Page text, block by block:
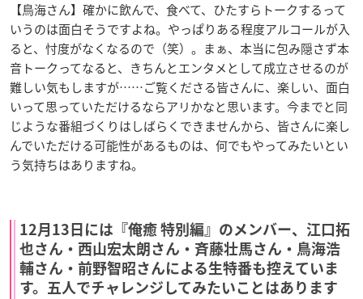
【鳥海さん】確かに飲んで、食べて、ひたすらトークするって
いうのは面白そうですよね。やっぱりある程度アルコールが入
ると、忖度がなくなるので（笑）。まぁ、本当に包み隠さず本
音トークってなると、きちんとエンタメとして成立させるのが
難しい気もしますが……ご覧くださる皆さんに、楽しい、面白
いって思っていただけるならアリかなと思います。今までと同
じような番組づくりはしばらくできませんから、皆さんに楽し
んでいただける可能性があるものは、何でもやってみたいとい
う気持ちはありますね。
12月13日には『俺癒 特別編』のメンバー、江口拓
也さん・西山宏太朗さん・斉藤壮馬さん・鳥海浩
輔さん・前野智昭さんによる生特番も控えていま
す。五人でチャレンジしてみたいことはあります